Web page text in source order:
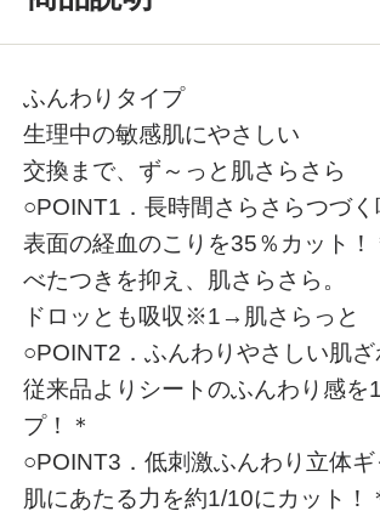
ふんわりタイプ
生理中の敏感肌にやさしい
交換まで、ず～っと肌さらさら
○POINT1．長時間さらさらつづく
表面の経血のこりを35％カット！
べたつきを抑え、肌さらさら。
ドロッとも吸収※1→肌さらっと
○POINT2．ふんわりやさしい肌ざ
従来品よりシートのふんわり感を
プ！＊
○POINT3．低刺激ふんわり立体
肌にあたる力を約1/10にカット！